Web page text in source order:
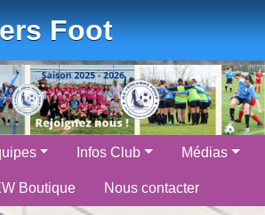
Foot
Infos Club Médias
Boutique Nous contacter